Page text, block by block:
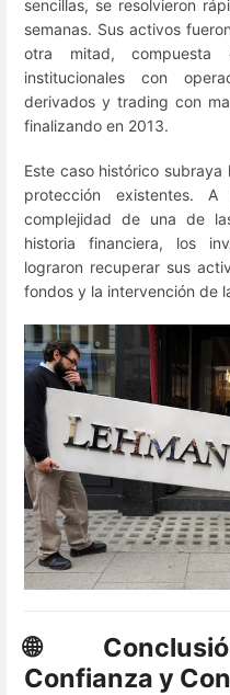
sencillas, se resolvieron
semanas. Sus activos
otra mitad,
institucionales con
derivados y trading con
finalizando en 2013.
Este caso histórico
protección existentes.
complejidad de una de
historia financiera, los
lograron recuperar sus
fondos y la intervención de
🌐
Confianza y